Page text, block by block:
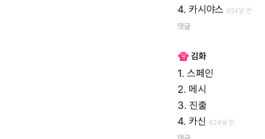
4. 카시야스 624일 전
댓글
김화
1. 스페인
2. 메시
3.진출
4. 카신 624일 전